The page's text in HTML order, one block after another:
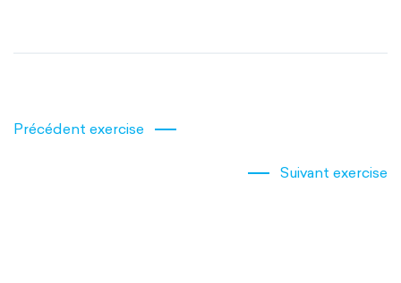
Précédent exercise
Suivant exercise